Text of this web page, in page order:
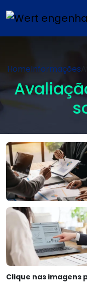
HomeInformações
Clique nas imagens